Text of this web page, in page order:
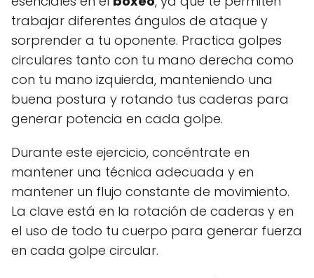
trabajar diferentes ángulos de ataque y
sorprender a tu oponente. Practica golpes
circulares tanto con tu mano derecha como
con tu mano izquierda, manteniendo una
buena postura y rotando tus caderas para
generar potencia en cada golpe.
Durante este ejercicio, concéntrate en
mantener una técnica adecuada y en
mantener un flujo constante de movimiento.
La clave está en la rotación de caderas y en
el uso de todo tu cuerpo para generar fuerza
en cada golpe circular.